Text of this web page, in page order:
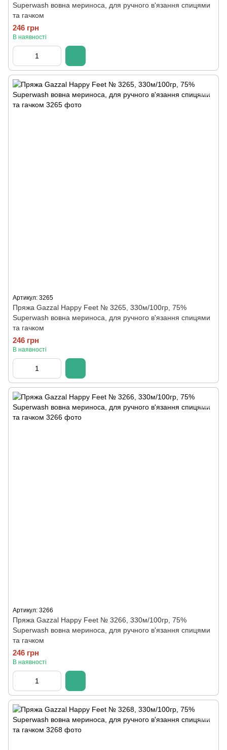
Superwash вовна мериноса, для ручного в'язання спицями
та гачком
246 грн
В наявності
Артикул: 3265
Пряжа Gazzal Happy Feet № 3265, 330м/100гр, 75%
Superwash вовна мериноса, для ручного в'язання спицями
та гачком
246 грн
В наявності
Артикул: 3266
Пряжа Gazzal Happy Feet № 3266, 330м/100гр, 75%
Superwash вовна мериноса, для ручного в'язання спицями
та гачком
246 грн
В наявності